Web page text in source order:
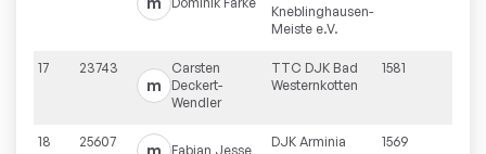
Kneblinghausen-
Meiste e.V.
17 23743
m
Carsten
Deckert-
Wendler
TTC DJK Bad
Westernkotten
1581
18 25607
Fabian Jesse
DJK Arminia
1569